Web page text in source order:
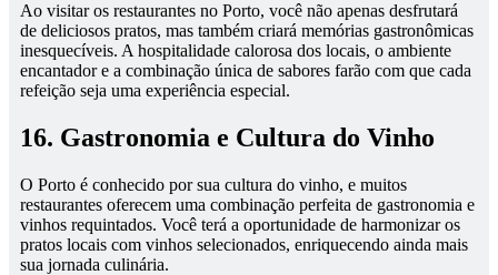
Ao visitar os restaurantes no Porto, você não apenas desfrutará
de deliciosos pratos, mas também criará memórias gastronômicas
inesquecíveis. A hospitalidade calorosa dos locais, o ambiente
encantador e a combinação única de sabores farão com que cada
refeição seja uma experiência especial.
16. Gastronomia e Cultura do Vinho
O Porto é conhecido por sua cultura do vinho, e muitos
restaurantes oferecem uma combinação perfeita de gastronomia e
vinhos requintados. Você terá a oportunidade de harmonizar os
pratos locais com vinhos selecionados, enriquecendo ainda mais
sua jornada culinária.